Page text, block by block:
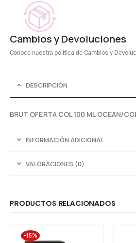
Cambios y Devoluciones
Conoce nuestra política de Cambios y
DESCRIPCIÓN
BRUT OFERTA COL 100 ML OCEAN/
INFORMACIÓN ADICIONAL
VALORACIONES (0)
PRODUCTOS RELACIONADOS
-15%